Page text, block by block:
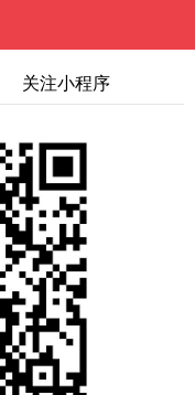
关注小程序